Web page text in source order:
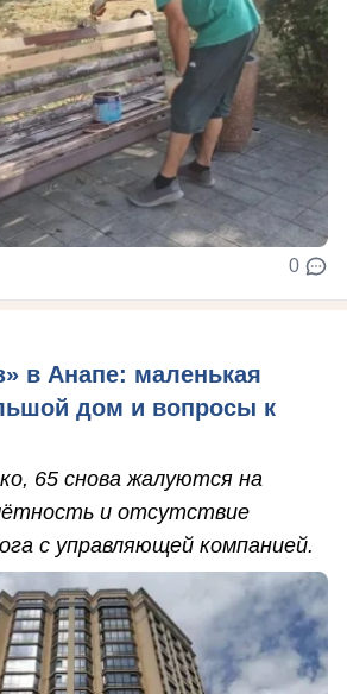
0
в Анапе: маленькая
дом и вопросы к
65 снова жалуются на
и отсутствие
с управляющей компанией.